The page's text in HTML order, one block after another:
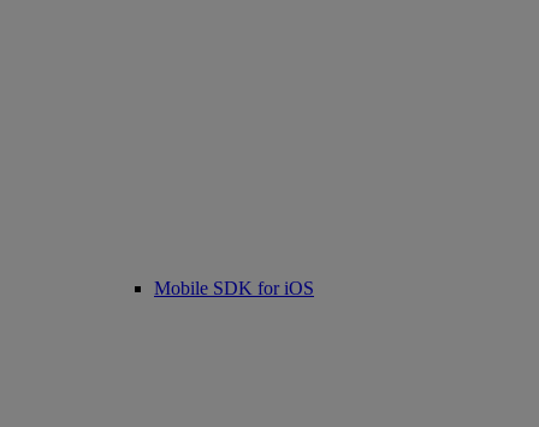
Mobile SDK for iOS